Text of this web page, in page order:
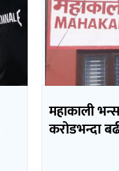
महाकाली
करोडभन्दा